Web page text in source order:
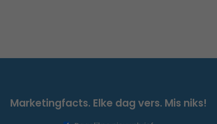
Marketingfacts. Elke dag vers. Mis niks!